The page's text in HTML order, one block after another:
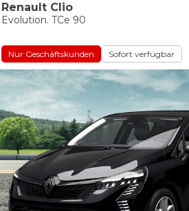
Renault Clio
Evolution. TCe 90
Nur Geschäftskunden Sofort verfügbar